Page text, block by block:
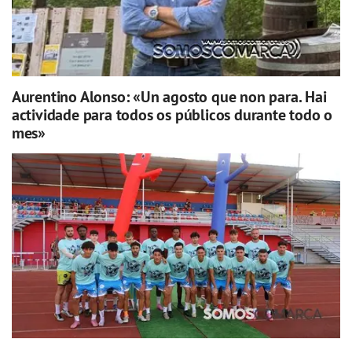
Aurentino Alonso: «Un agosto que non para. Hai
actividade para todos os públicos durante todo o
mes»